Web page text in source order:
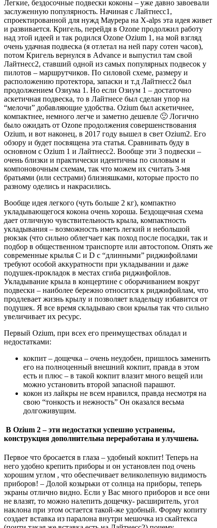
Легкие, бездосочные подвески коконы – уже давно завоевали
заслуженную популярность. Начиная с Лайтнесс1,
спроектированной для нужд Маурера на X-alps эта идея живет
и развивается. Кригель, перейдя в Ozone продолжил работу
над этой идеей и так родился Ozone Ozium 1, на мой взгляд
очень удачная подвеска (я отлетал на ней пару сотен часов),
потом Кригель вернулся в Advance и выпустил там свой
Лайтнесс2, ставший одной из самых популярных подвесок у
пилотов – маршрутчиков. По силовой схеме, размеру и
расположению протектора, запаски и т.д Лайтнесс2 был
продолжением Озиума 1. Но если Озиум 1 – достаточно
аскетичная подвеска, то в Лайтнесе был сделан упор на
“мелочи” добавляющие удобства. Ozium был аскетичнее,
компактнее, немного легче и заметно дешевле 🙂 Логично
было ожидать от Ozone продолжения совершенствования
Ozium, и вот наконец, в 2017 году вышел в свет Ozium2. Его
обзору и будет посвящена эта статья. Сравнивать буду в
основном с Ozium 1 и Лайтнесс2. Вообще эти 3 подвески –
очень близки и практически идентичны по силовым и
компоновочным схемам, так что можем их считать 3-мя
братьями (или сестрами) близняшками, которые просто по
разному оделись и накрасились.
Вообще идея легкого (чуть больше 2 кг), компактно
укладывающегося кокона очень хороша. Бездощечная схема
дает отличную чувствительность крыла, компактность
укладывания – возможность иметь легкий и небольшой
рюкзак (что сильно облегчает как поход после посадки, так и
подбор в общественном транспорте или автостопом. Опять же
современные крылья С и D с “длинными” риджифойлами
требуют особой аккуратности при укладывании и даже
подушек-прокладок в местах сгиба риджифойлов.
Укладывание крыла в концертине с оборачиванием вокруг
подвески – наиболее бережно относится к риджифойлам, что
продлевает жизнь крылу и позволяет владельцу избавится от
подушек. Я все время складываю свои крылья так что сильно
увеличивает их ресурс.
Первый Ozium, при всех его преимуществах обладал и
недостатками:
кокпит – дощечка – очень неудобен, пришлось заменить
его на полноценный внешний кокпит, правда в этом
есть и плюс – в такой кокпит влазит много вещей или
можно установить второй запасной парашют.
кокон из лайкры не всем нравился, правда несмотря на
свою “тонкость и нежность” Он оказался весьма
долгоживущим.
В Ozium 2 – эти недостатки успешно устранены,
конструкция дополнительна переработана и улучшена.
Первое что бросается в глаза – удобный кокпит! Теперь на
него удобно крепить приборы и он установлен под очень
хорошим углом , что обеспечивает великолепную видимость
приборов! – Долой козырьки от солнца на приборы, теперь
экраны отлично видно. Если у Вас много приборов и все они
не влазят, то можно налепить дощечку- расширитель, угол
наклона при этом остается такой-же удобный. Форму копиту
создает вставка из паралона внутри мешочка из скайтекса